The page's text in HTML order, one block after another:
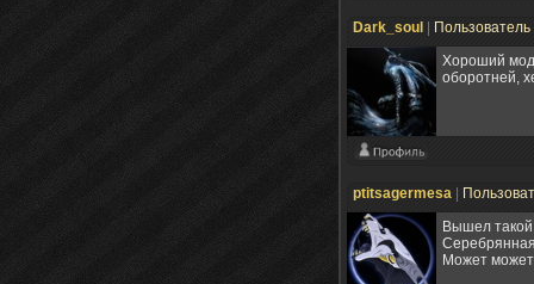
Dark_soul
Пользователь
Хороший
оборотней,
ptitsagermesa
Вышел такой
Может может